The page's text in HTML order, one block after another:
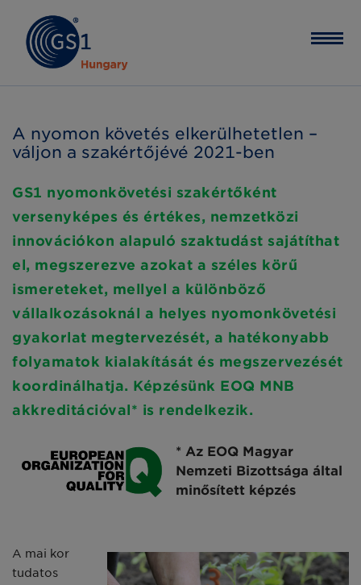
A nyomon követés elkerülhetetlen –
váljon a szakértőjévé 2021-ben
GS1 nyomonkövetési szakértőként
versenyképes és értékes, nemzetközi
innovációkon alapuló szaktudást sajátíthat
el, megszerezve azokat a széles körű
ismereteket, mellyel a különböző
vállalkozásoknál a helyes nyomonkövetési
gyakorlat megtervezését, a hatékonyabb
folyamatok kialakítását és megszervezését
koordinálhatja. Képzésünk EOQ MNB
akkreditációval* is rendelkezik.
* Az EOQ Magyar
Nemzeti Bizottsága által
minősített képzés
A mai kor
tudatos